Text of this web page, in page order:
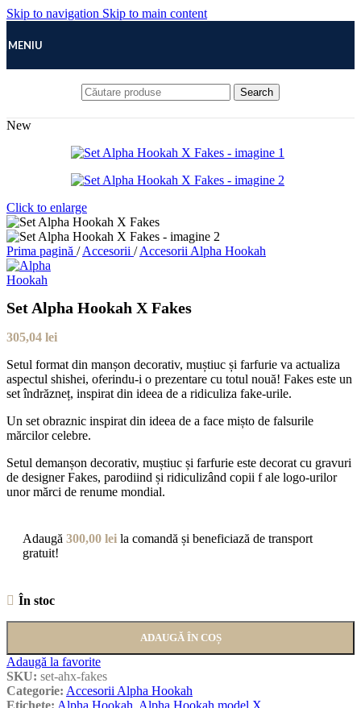
Skip to navigation Skip to main content
MENIU
Search
New
Click to enlarge
Prima pagină / Accesorii / Accesorii Alpha Hookah
Set Alpha Hookah X Fakes
305,04 lei
Setul format din manșon decorativ, muștiuc și farfurie va actualiza
aspectul shishei, oferindu-i o prezentare cu totul nouă! Fakes este un
set îndrăzneț, inspirat din ideea de a ridiculiza fake-urile.
Un set obraznic inspirat din ideea de a face mișto de falsurile
mărcilor celebre.
Setul demanșon decorativ, muștiuc și farfurie este decorat cu gravuri
de designer Fakes, parodiind și ridiculizând copii f ale logo-urilor
unor mărci de renume mondial.
Adaugă 300,00 lei la comandă și beneficiază de transport
gratuit!
În stoc
ADAUGĂ ÎN COȘ
Adaugă la favorite
SKU: set-ahx-fakes
Categorie: Accesorii Alpha Hookah